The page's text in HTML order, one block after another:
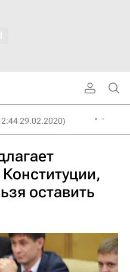
29.02.2020)
оставить